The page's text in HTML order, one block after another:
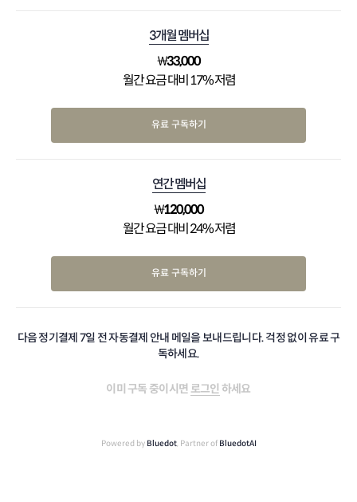
3개월 멤버십
₩33,000
월간 요금 대비 17% 저렴
유료 구독하기
연간 멤버십
₩120,000
월간 요금 대비 24% 저렴
유료 구독하기
다음 정기결제 7일 전 자동결제 안내 메일을 보내드립니다. 걱정 없이 유료 구
독하세요.
이미 구독 중이시면 로그인 하세요
Powered by Bluedot, Partner of BluedotAI